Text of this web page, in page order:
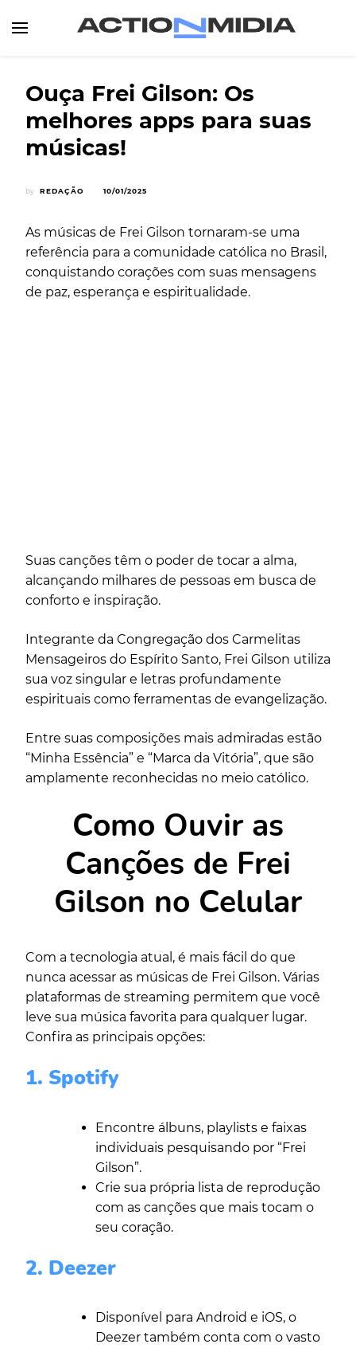
Ouça Frei Gilson: Os
melhores apps para suas
músicas!
by REDAÇÃO 10/01/2025
As músicas de Frei Gilson tornaram-se uma
referência para a comunidade católica no Brasil,
conquistando corações com suas mensagens
de paz, esperança e espiritualidade.
Suas canções têm o poder de tocar a alma,
alcançando milhares de pessoas em busca de
conforto e inspiração.
Integrante da Congregação dos Carmelitas
Mensageiros do Espírito Santo, Frei Gilson utiliza
sua voz singular e letras profundamente
espirituais como ferramentas de evangelização.
Entre suas composições mais admiradas estão
“Minha Essência” e “Marca da Vitória”, que são
amplamente reconhecidas no meio católico.
Como Ouvir as
Canções de Frei
Gilson no Celular
Com a tecnologia atual, é mais fácil do que
nunca acessar as músicas de Frei Gilson. Várias
plataformas de streaming permitem que você
leve sua música favorita para qualquer lugar.
Confira as principais opções:
1. Spotify
Encontre álbuns, playlists e faixas
individuais pesquisando por “Frei
Gilson”.
Crie sua própria lista de reprodução
com as canções que mais tocam o
seu coração.
2. Deezer
Disponível para Android e iOS, o
Deezer também conta com o vasto